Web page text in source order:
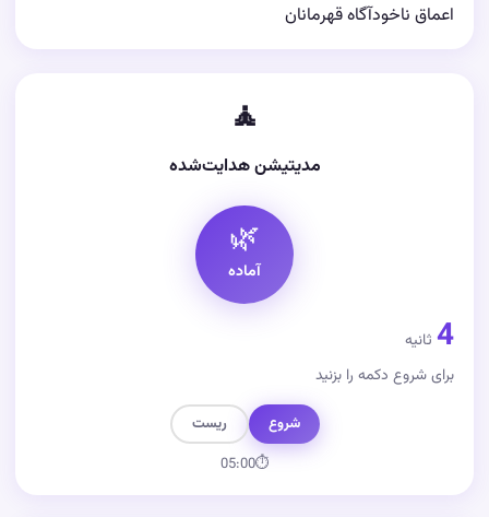
اعماق ناخودآگاه قهرمانان
🧘
مدیتیشن هدایت‌شده
🌿
آماده
4 ثانیه
برای شروع دکمه را بزنید
شروع
ریست
⏱
05:00